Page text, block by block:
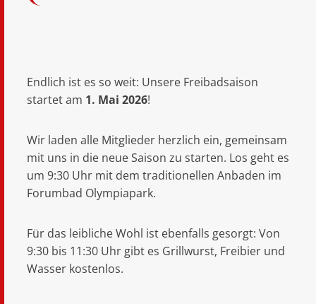
Endlich ist es so weit: Unsere Freibadsaison
startet am 1. Mai 2026!
Wir laden alle Mitglieder herzlich ein, gemeinsam
mit uns in die neue Saison zu starten. Los geht es
um 9:30 Uhr mit dem traditionellen Anbaden im
Forumbad Olympiapark.
Für das leibliche Wohl ist ebenfalls gesorgt: Von
9:30 bis 11:30 Uhr gibt es Grillwurst, Freibier und
Wasser kostenlos.